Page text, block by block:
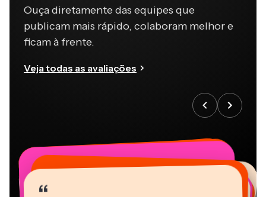
Ouça diretamente das equipes que
publicam mais rápido, colaboram melhor e
ficam à frente.
Veja todas as avaliações
“
“
“
“
“
“
“